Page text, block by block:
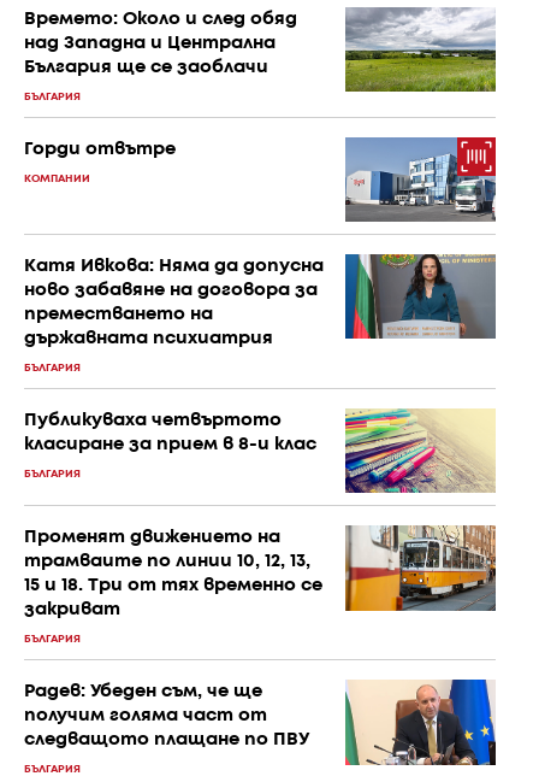
Времето: Около и след обяд
над Западна и Централна
България ще се заоблачи
БЪЛГАРИЯ
Горди отвътре
КОМПАНИИ
Катя Ивкова: Няма да допусна
ново забавяне на договора за
преместването на
държавната психиатрия
БЪЛГАРИЯ
Публикуваха четвъртото
класиране за прием в 8-и клас
БЪЛГАРИЯ
Променят движението на
трамваите по линии 10, 12, 13,
15 и 18. Три от тях временно се
закриват
БЪЛГАРИЯ
Радев: Убеден съм, че ще
получим голяма част от
следващото плащане по ПВУ
БЪЛГАРИЯ